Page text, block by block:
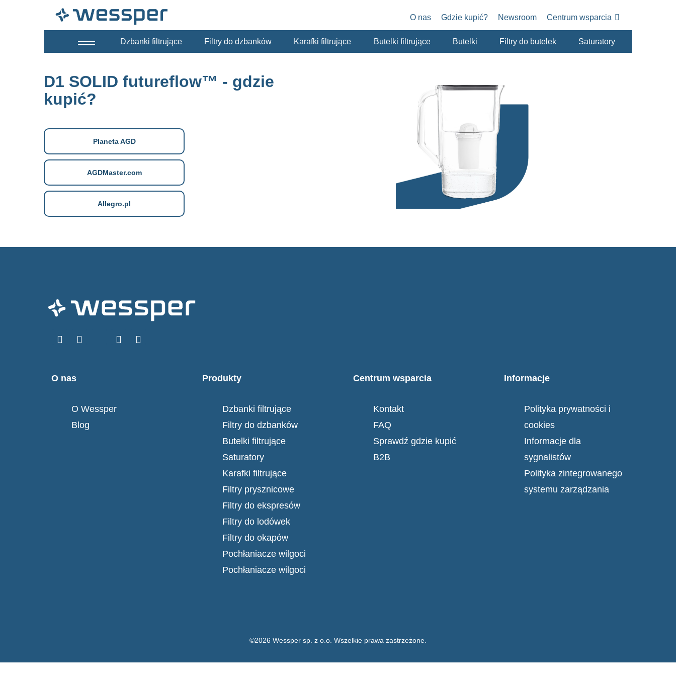
O nas Gdzie kupić? Newsroom Centrum wsparcia
Dzbanki filtrujące Filtry do dzbanków Karafki filtrujące Butelki filtrujące Butelki Filtry do butelek Saturatory
D1 SOLID futureflow™ - gdzie
kupić?
Planeta AGD
AGDMaster.com
Allegro.pl
O nas
O Wessper
Blog
Produkty
Dzbanki filtrujące
Filtry do dzbanków
Butelki filtrujące
Saturatory
Karafki filtrujące
Filtry prysznicowe
Filtry do ekspresów
Filtry do lodówek
Filtry do okapów
Pochłaniacze wilgoci
Pochłaniacze wilgoci
Centrum wsparcia
Kontakt
FAQ
Sprawdź gdzie kupić
B2B
Informacje
Polityka prywatności i
cookies
Informacje dla
sygnalistów
Polityka zintegrowanego
systemu zarządzania
©2026 Wessper sp. z o.o. Wszelkie prawa zastrzeżone.